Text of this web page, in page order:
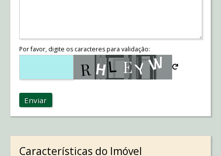
Por favor, digite os caracteres para validação:
Enviar
Características do Imóvel